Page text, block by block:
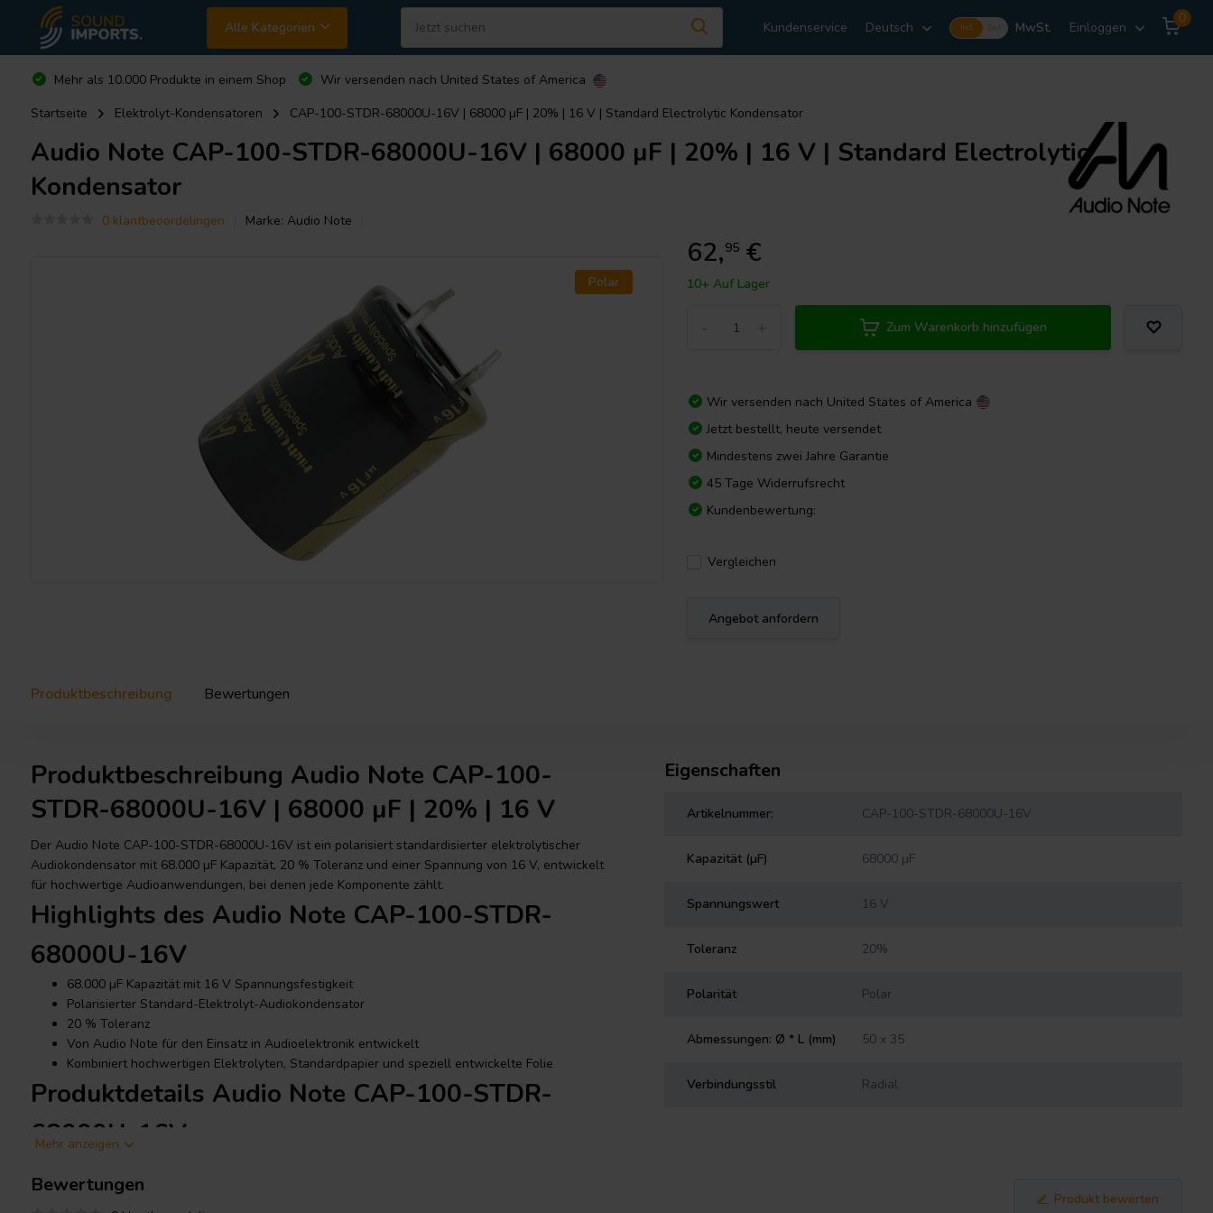
Alle Kategorien Kundenservice Deutsch Incl. MwSt. Einloggen
0
Mehr als 10.000 Produkte in einem Shop Wir versenden nach United States of America
Startseite
Elektrolyt-Kondensatoren CAP-100-STDR-68000U-16V | 68000 µF | 20% | 16 V | Standard Electrolytic Kondensator
Audio Note CAP-100-STDR-68000U-16V | 68000 µF | 20% | 16 V | Standard Electrolytic
Kondensator
0 klantbeoordelingen Marke: Audio Note
Polar
62,95 €
10+ Auf Lager
Zum Warenkorb hinzufügen
Wir versenden nach United States of America
Jetzt bestellt, heute versendet
Mindestens zwei Jahre Garantie
45 Tage Widerrufsrecht
Kundenbewertung:
Vergleichen
Angebot anfordern
Produktbeschreibung Bewertungen
Produktbeschreibung Audio Note CAP-100-
STDR-68000U-16V | 68000 µF | 20% | 16 V
Der Audio Note CAP-100-STDR-68000U-16V ist ein polarisiert standardisierter elektrolytischer
Audiokondensator mit 68.000 µF Kapazität, 20 % Toleranz und einer Spannung von 16 V, entwickelt
für hochwertige Audioanwendungen, bei denen jede Komponente zählt.
Highlights des Audio Note CAP-100-STDR-
68000U-16V
68.000 µF Kapazität mit 16 V Spannungsfestigkeit
Polarisierter Standard-Elektrolyt-Audiokondensator
20 % Toleranz
Von Audio Note für den Einsatz in Audioelektronik entwickelt
Kombiniert hochwertigen Elektrolyten, Standardpapier und speziell entwickelte Folie
Produktdetails Audio Note CAP-100-STDR-
68000U-16V
Kondensator
Mehr anzeigen
Eigenschaften
Artikelnummer: CAP-100-STDR-68000U-16V
Kapazität (µF) 68000 µF
Spannungswert 16 V
Toleranz 20%
Polarität Polar
Abmessungen: Ø * L (mm) 50 x 35
Verbindungsstil Radial
Bewertungen
Produkt bewerten